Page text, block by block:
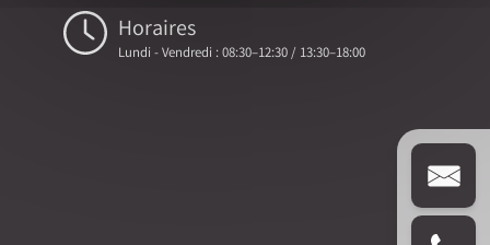
Horaires
Lundi - Vendredi : 08:30–12:30 / 13:30–18:00